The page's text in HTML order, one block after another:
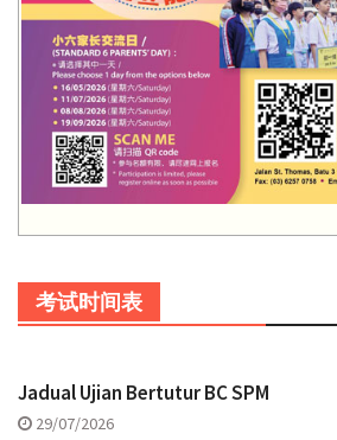
考试时间表
Jadual Ujian Bertutur BC SPM
29/07/2026